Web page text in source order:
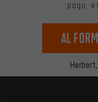
Herbert,
pago
Al